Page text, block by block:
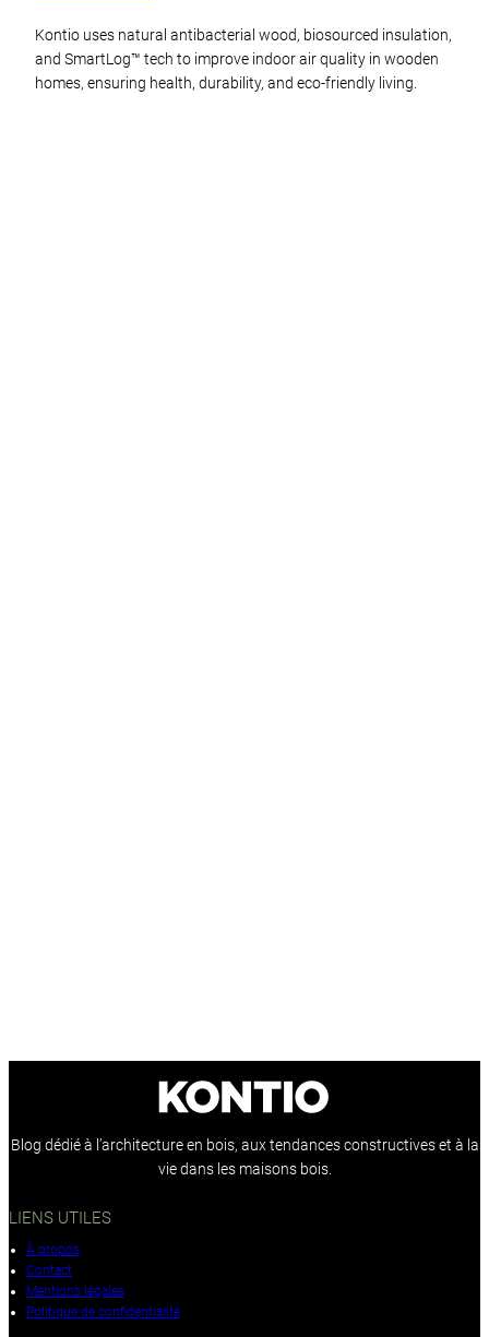
Kontio uses natural antibacterial wood, biosourced insulation,
and SmartLog™ tech to improve indoor air quality in wooden
homes, ensuring health, durability, and eco-friendly living.
Blog dédié à l’architecture en bois, aux tendances constructives et à la
vie dans les maisons bois.
LIENS UTILES
À propos
Contact
Mentions légales
Politique de confidentialité